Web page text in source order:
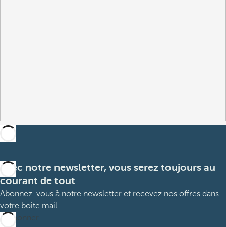
Avec notre newsletter, vous serez toujours au
courant de tout
Abonnez-vous à notre newsletter et recevez nos offres dans
votre boite mail
M’abonner